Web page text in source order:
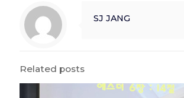
SJ JANG
Related posts